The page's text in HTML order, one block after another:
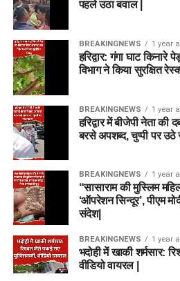
पहले उठा बवाल |
BREAKINGNEWS 1 year
हरिद्वार: गंगा घाट
विभाग ने किया सुरक्षित
BREAKINGNEWS 1 year
हरिद्वार में बीजेपी नेता
बरसे अपशब्द, चुप्पी पर उठे
BREAKINGNEWS 1 year
“सासाराम की मुस्लिम
‘ऑपरेशन सिन्दूर’, पीएम
संदेश|
BREAKINGNEWS 1 year
भदोही में खाकी शर्मसार:
वीडियो वायरल |